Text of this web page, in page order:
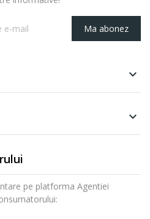
Ma abonez


pe platforma Agentiei